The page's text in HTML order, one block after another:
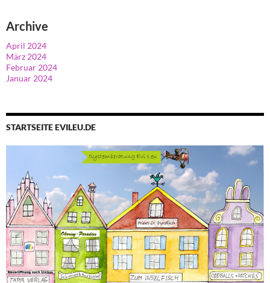
Archive
April 2024
März 2024
Februar 2024
Januar 2024
STARTSEITE EVILEU.DE